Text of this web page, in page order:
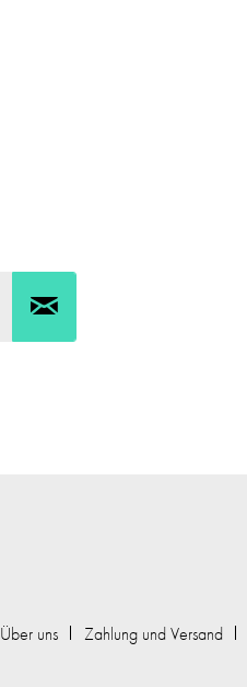
Über uns Zahlung und Versand